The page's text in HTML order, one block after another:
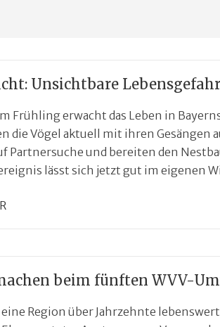
Unsichtbare Lebensgefahr
Frühling erwacht das Leben in
die Vögel aktuell mit ihren Gesängen
Partnersuche und bereiten den
lässt sich jetzt gut im eigenen
beim fünften WVV-
Region über Jahrzehnte